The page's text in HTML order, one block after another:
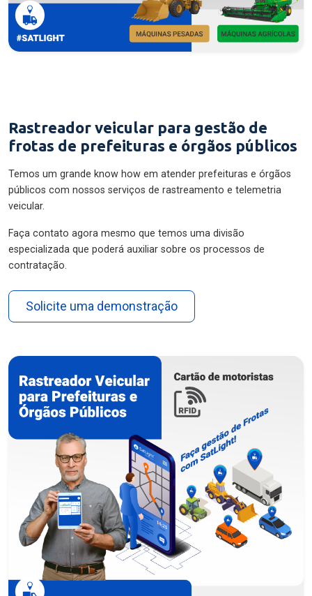
Rastreador veicular para gestão de
frotas de prefeituras e órgãos públicos
Temos um grande know how em atender prefeituras e órgãos
públicos com nossos serviços de rastreamento e telemetria
veicular.
Faça contato agora mesmo que temos uma divisão
especializada que poderá auxiliar sobre os processos de
contratação.
Solicite uma demonstração